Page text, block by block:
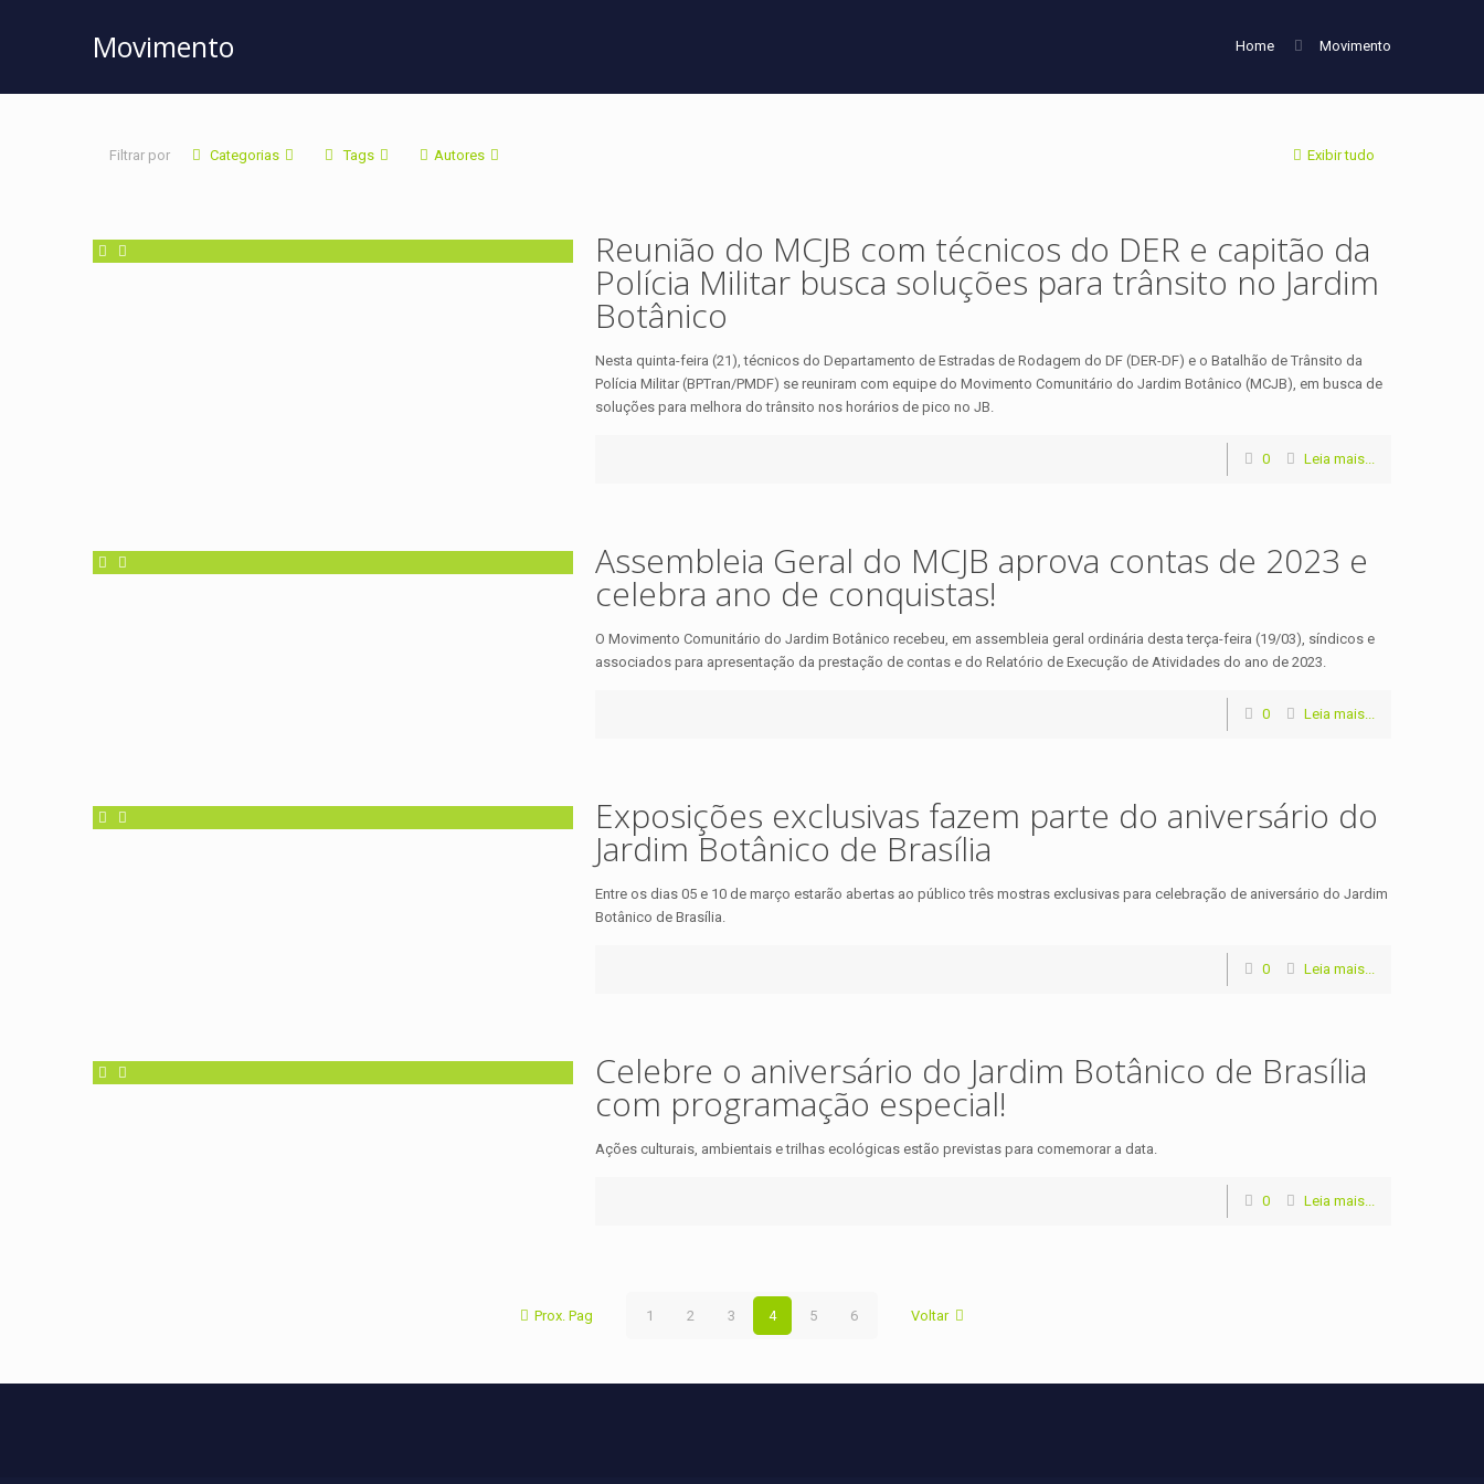
Movimento Home Movimento
Filtrar por Categorias Tags Autores Exibir tudo
Reunião do MCJB com técnicos do DER e capitão da
Polícia Militar busca soluções para trânsito no Jardim
Botânico
Nesta quinta-feira (21), técnicos do Departamento de Estradas de Rodagem do DF (DER-DF) e o Batalhão de Trânsito da
Polícia Militar (BPTran/PMDF) se reuniram com equipe do Movimento Comunitário do Jardim Botânico (MCJB), em busca de
soluções para melhora do trânsito nos horários de pico no JB.
0 Leia mais...
Assembleia Geral do MCJB aprova contas de 2023 e
celebra ano de conquistas!
O Movimento Comunitário do Jardim Botânico recebeu, em assembleia geral ordinária desta terça-feira (19/03), síndicos e
associados para apresentação da prestação de contas e do Relatório de Execução de Atividades do ano de 2023.
0 Leia mais...
Exposições exclusivas fazem parte do aniversário do
Jardim Botânico de Brasília
Entre os dias 05 e 10 de março estarão abertas ao público três mostras exclusivas para celebração de aniversário do Jardim
Botânico de Brasília.
0 Leia mais...
Celebre o aniversário do Jardim Botânico de Brasília
com programação especial!
Ações culturais, ambientais e trilhas ecológicas estão previstas para comemorar a data.
0 Leia mais...
Prox. Pag 1 2 3 4 5 6 Voltar